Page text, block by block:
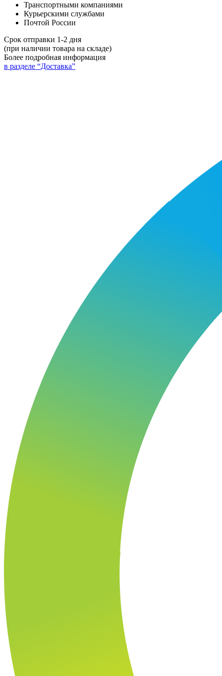
Транспортными компаниями
Курьерскими службами
Почтой России
Срок отправки 1-2 дня
(при наличии товара на складе)
Более подробная информация
в разделе “Доставка”